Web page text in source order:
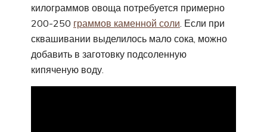
килограммов овоща потребуется примерно
200-250 граммов каменной соли. Если при
сквашивании выделилось мало сока, можно
добавить в заготовку подсоленную
кипяченую воду.